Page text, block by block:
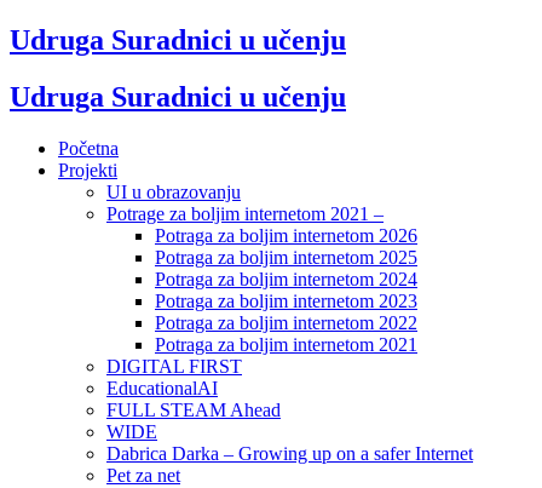
Udruga Suradnici u učenju
Udruga Suradnici u učenju
Početna
Projekti
UI u obrazovanju
Potrage za boljim internetom 2021 –
Potraga za boljim internetom 2026
Potraga za boljim internetom 2025
Potraga za boljim internetom 2024
Potraga za boljim internetom 2023
Potraga za boljim internetom 2022
Potraga za boljim internetom 2021
DIGITAL FIRST
EducationalAI
FULL STEAM Ahead
WIDE
Dabrica Darka – Growing up on a safer Internet
Pet za net